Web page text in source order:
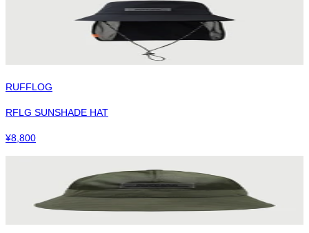
RUFFLOG
RFLG SUNSHADE HAT
¥8,800